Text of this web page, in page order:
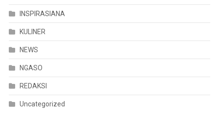
INSPIRASIANA
KULINER
NEWS
NGASO
REDAKSI
Uncategorized